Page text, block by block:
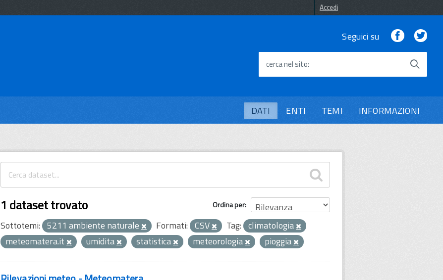
Accedi
Seguici su Facebook
cerca nel sito
DATI ENTI TEMI INFORMAZIONI
Ordina per
1 dataset trovato
Sottotemi: 5211 ambiente naturale Formati: CSV Tag: climatologia
meteomatera.it
umidita statistica meteorologia pioggia